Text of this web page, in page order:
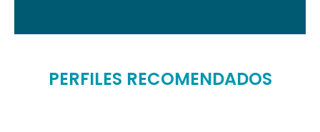
PERFILES RECOMENDADOS